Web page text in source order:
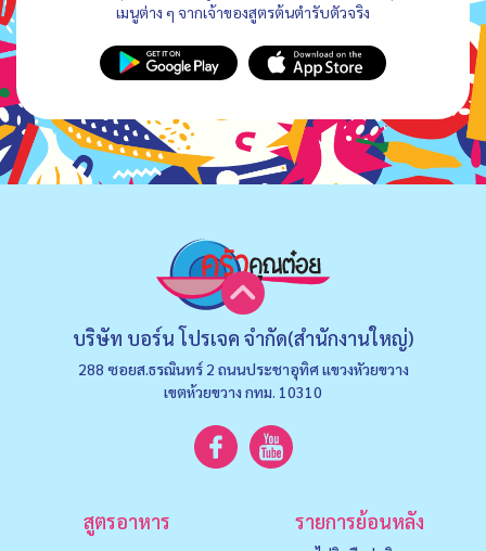
เมนูต่าง ๆ จากเจ้าของสูตรต้นตำรับตัวจริง
บริษัท บอร์น โปรเจค จำกัด(สำนักงานใหญ่)
288 ซอยส.ธรณินทร์ 2 ถนนประชาอุทิศ แขวงหัวยขวาง
เขตห้วยขวาง กทม. 10310
สูตรอาหาร รายการย้อนหลัง